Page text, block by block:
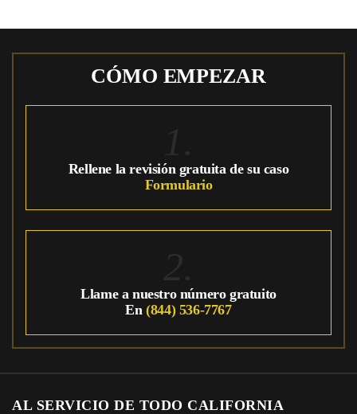
CÓMO EMPEZAR
Rellene la revisión gratuita de su caso
Formulario
Llame a nuestro número gratuito
En(844) 536-7767
AL SERVICIO DE TODO CALIFORNIA